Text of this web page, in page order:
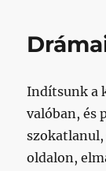
Indítsunk a
valóban, és
oldalon,